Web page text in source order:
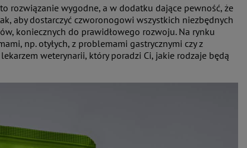
rozwiązanie wygodne, a w dodatku dające pewność, że
aby dostarczyć czworonogowi wszystkich niezbędnych
koniecznych do prawidłowego rozwoju. Na rynku
np. otyłych, z problemami gastrycznymi czy z
weterynarii, który poradzi Ci, jakie rodzaje będą